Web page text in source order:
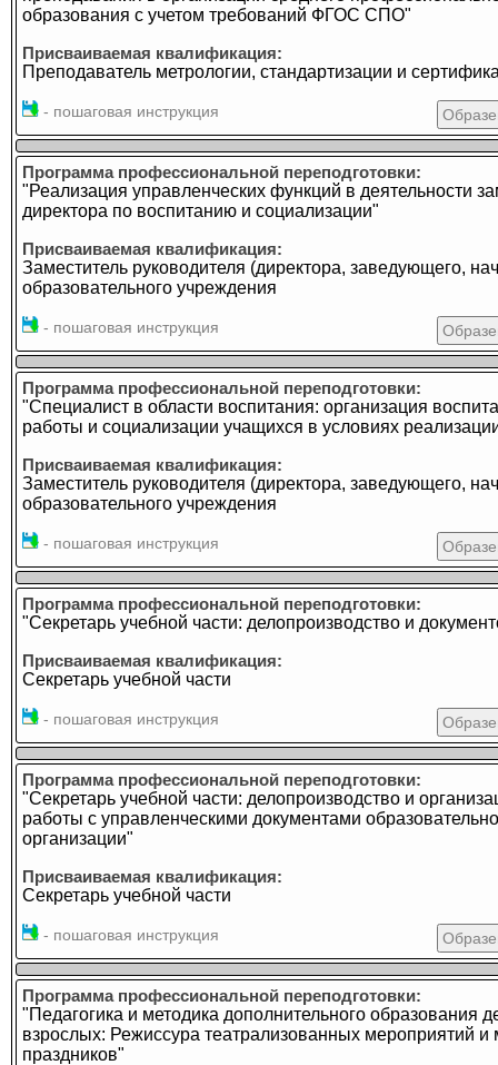
образования с учетом требований ФГОС СПО"
Присваиваемая квалификация:
Преподаватель метрологии, стандартизации и
- пошаговая инструкция
Программа профессиональной переподготовки:
"Реализация управленческих функций в деятельности
директора по воспитанию и социализации"
Присваиваемая квалификация:
Заместитель руководителя (директора, заведующего,
образовательного учреждения
- пошаговая инструкция
Программа профессиональной переподготовки:
"Специалист в области воспитания: организация
работы и социализации учащихся в условиях
Присваиваемая квалификация:
Заместитель руководителя (директора, заведующего,
образовательного учреждения
- пошаговая инструкция
Программа профессиональной переподготовки:
"Секретарь учебной части: делопроизводство и
Присваиваемая квалификация:
Секретарь учебной части
- пошаговая инструкция
Программа профессиональной переподготовки:
"Секретарь учебной части: делопроизводство и
работы с управленческими документами
организации"
Присваиваемая квалификация:
Секретарь учебной части
- пошаговая инструкция
Программа профессиональной переподготовки:
"Педагогика и методика дополнительного образования
взрослых: Режиссура театрализованных мероприятий и
праздников"